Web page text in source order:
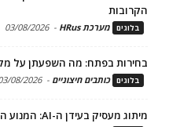
הקרובות
בלוגים מערכת HRus -
03/08/2026
בחירות בפתח: מה השפעתן על
בלוגים כותבים חיצוניים -
08/2026
מיתוג מעסיק בעידן ה-AI: המנוע הכלכלי של גיוס ושימור טלנטים